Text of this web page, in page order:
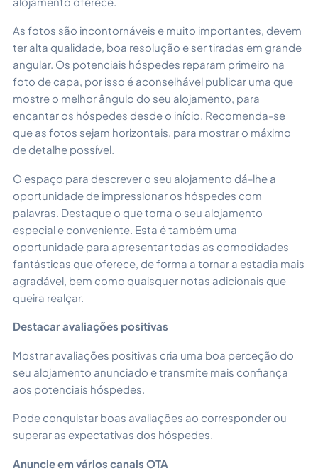
As fotos são incontornáveis e muito importantes, devem
ter alta qualidade, boa resolução e ser tiradas em grande
angular. Os potenciais hóspedes reparam primeiro na
foto de capa, por isso é aconselhável publicar uma que
mostre o melhor ângulo do seu alojamento, para
encantar os hóspedes desde o início. Recomenda-se
que as fotos sejam horizontais, para mostrar o máximo
de detalhe possível.
O espaço para descrever o seu alojamento dá-lhe a
oportunidade de impressionar os hóspedes com
palavras. Destaque o que torna o seu alojamento
especial e conveniente. Esta é também uma
oportunidade para apresentar todas as comodidades
fantásticas que oferece, de forma a tornar a estadia mais
agradável, bem como quaisquer notas adicionais que
queira realçar.
Destacar avaliações positivas
Mostrar avaliações positivas cria uma boa perceção do
seu alojamento anunciado e transmite mais confiança
aos potenciais hóspedes.
Pode conquistar boas avaliações ao corresponder ou
superar as expectativas dos hóspedes.
Anuncie em vários canais OTA